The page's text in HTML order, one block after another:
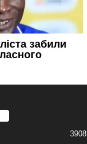
3908